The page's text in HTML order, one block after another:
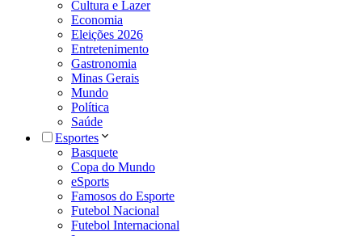
Cultura e Lazer
Economia
Eleições 2026
Entretenimento
Gastronomia
Minas Gerais
Mundo
Política
Saúde
Esportes
Basquete
Copa do Mundo
eSports
Famosos do Esporte
Futebol Nacional
Futebol Internacional